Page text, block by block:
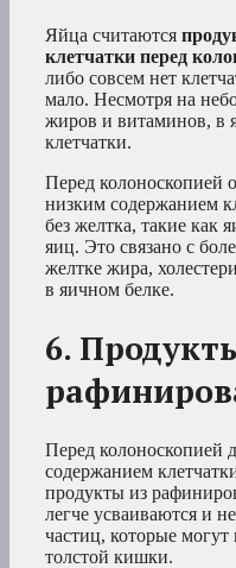
Яйца считаются
клетчатки перед
либо совсем нет
мало. Несмотря на
жиров и витаминов, в
клетчатки.
Перед колоноскопией
низким содержанием
без желтка, такие как
яиц. Это связано с
желтке жира,
в яичном белке.
6.
Перед колоноскопией
содержанием
продукты из
легче усваиваются и
частиц, которые
толстой кишки.